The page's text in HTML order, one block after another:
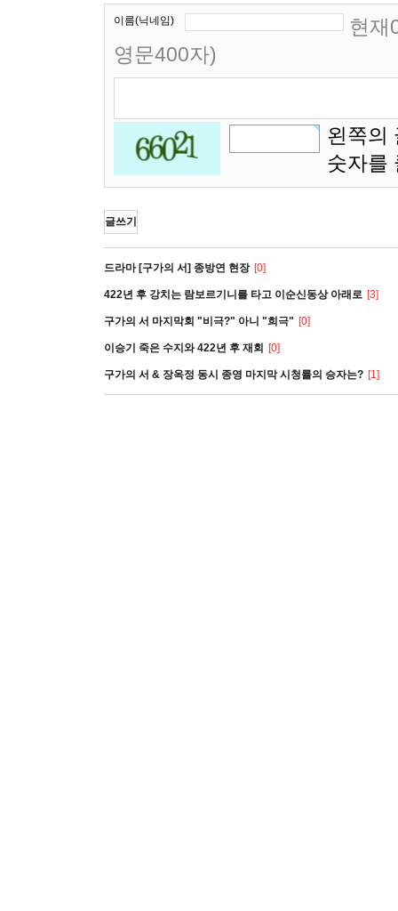
이름(닉네임)
현재
영문400자)
왼쪽의
숫자를
글쓰기
드라마 [구가의 서] 종방연 현장 [0]
422년 후 강치는 람보르기니를 타고 이순신동상 아래로 [3]
구가의 서 마지막회 "비극?" 아니 "희극" [0]
이승기 죽은 수지와 422년 후 재회 [0]
구가의 서 & 장옥정 동시 종영 마지막 시청률의 승자는? [1]